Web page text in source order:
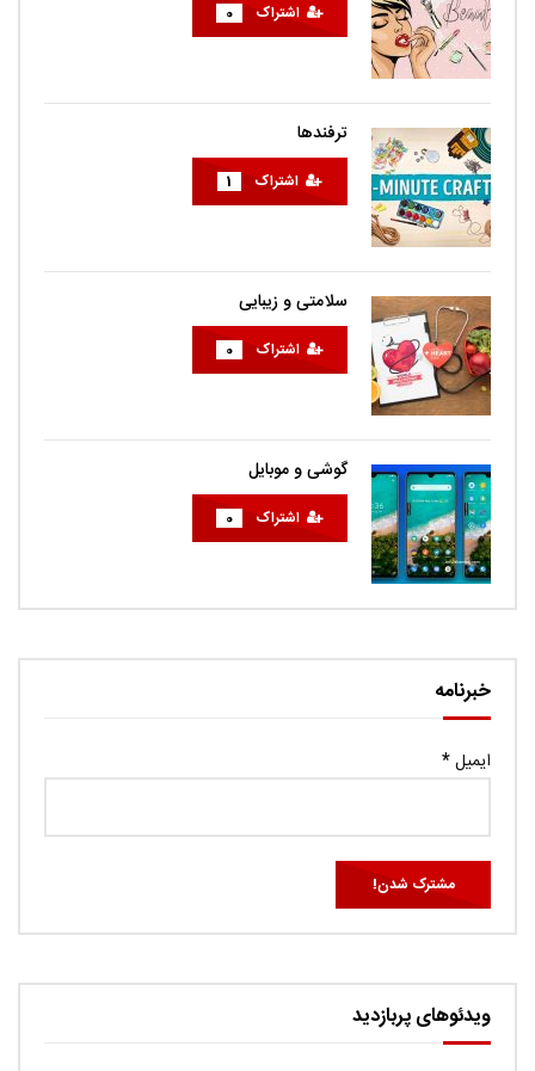
اشتراک 0
ترفندها
اشتراک 1
سلامتی و زیبایی
اشتراک 0
گوشی و موبایل
اشتراک 0
خبرنامه
ایمیل*
ویدئوهای پربازدید